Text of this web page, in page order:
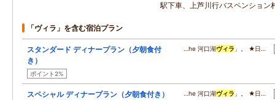
駅下車、上芦川行バスペンション
「ヴィラ」を含む宿泊プラン
スタンダード ディナープラン（夕朝食付
き）
ポイント2%
…he 河口湖ヴィラ 」。 ★日…
スペシャル ディナープラン（夕朝食付き） …he 河口湖ヴィラ 」。 ★日…